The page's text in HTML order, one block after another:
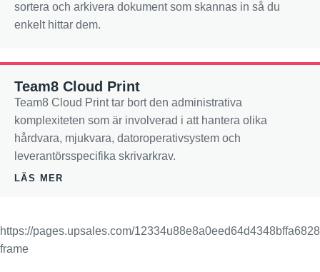
sortera och arkivera dokument som skannas in så du
enkelt hittar dem.
Team8 Cloud Print
Team8 Cloud Print tar bort den administrativa
komplexiteten som är involverad i att hantera olika
hårdvara, mjukvara, datoroperativsystem och
leverantörsspecifika skrivarkrav.
LÄS MER
https://pages.upsales.com/
frame